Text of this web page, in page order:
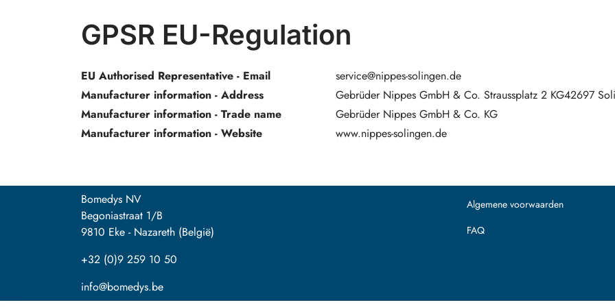
GPSR EU-Regulation
EU Authorised Representative - Email
service@nippes-solingen.de
Manufacturer information - Address
Gebrüder Nippes GmbH & Co. Straussplatz 2 KG42697
Manufacturer information - Trade name
Gebrüder Nippes GmbH & Co. KG
Manufacturer information - Website
www.nippes-solingen.de
Bomedys NV
Begoniastraat 1/B
9810 Eke - Nazareth (België)
+32 (0)9 259 10 50
info@bomedys.be
Algemene voorwaarden
FAQ